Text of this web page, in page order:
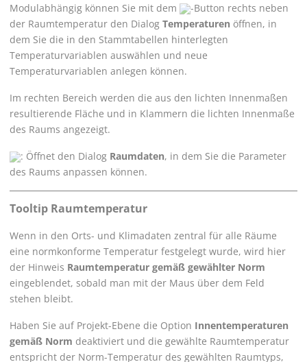
Modulabhängig können Sie mit dem
-Button rechts neben
der Raumtemperatur den Dialog Temperaturen öffnen, in
dem Sie die in den Stammtabellen hinterlegten
Temperaturvariablen auswählen und neue
Temperaturvariablen anlegen können.
Im rechten Bereich werden die aus den lichten Innenmaßen
resultierende Fläche und in Klammern die lichten Innenmaße
des Raums angezeigt.
: Öffnet den Dialog Raumdaten, in dem Sie die Parameter
des Raums anpassen können.
Tooltip Raumtemperatur
Wenn in den Orts- und Klimadaten zentral für alle Räume
eine normkonforme Temperatur festgelegt wurde, wird hier
der Hinweis Raumtemperatur gemäß gewählter Norm
eingeblendet, sobald man mit der Maus über dem Feld
stehen bleibt.
Haben Sie auf Projekt-Ebene die Option Innentemperaturen
gemäß Norm deaktiviert und die gewählte Raumtemperatur
entspricht der Norm-Temperatur des gewählten Raumtyps,